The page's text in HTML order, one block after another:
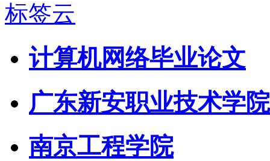
标签云
计算机网络毕业论文
广东新安职业技术学院
南京工程学院